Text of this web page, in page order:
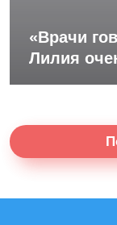
«Врачи
Лилия